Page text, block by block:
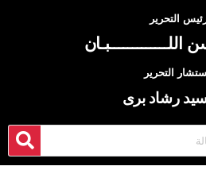
التحرير
التحرير
رشاد برى